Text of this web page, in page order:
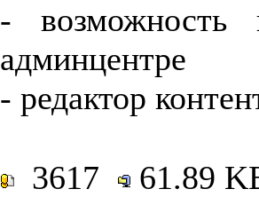
- возможность
админцентре
- редактор
3617
61.89